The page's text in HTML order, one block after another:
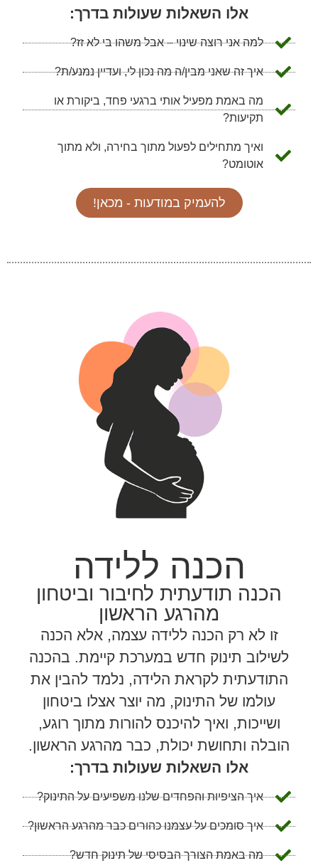
אלו השאלות שעולות בדרך:
למה אני רוצה שינוי – אבל משהו בי לא זז?
איך זה שאני מבין/ה מה נכון לי, ועדיין נמנע/ת?
מה באמת מפעיל אותי ברגעי פחד, ביקורת או
תקיעות?
ואיך מתחילים לפעול מתוך בחירה, ולא מתוך
אוטומט?
להעמיק במודעות - מכאן!
הכנה ללידה
הכנה תודעתית לחיבור וביטחון
מהרגע הראשון
זו לא רק הכנה ללידה עצמה, אלא הכנה
לשילוב תינוק חדש במערכת קיימת. בהכנה
התודעתית לקראת הלידה, נלמד להבין את
עולמו של התינוק, מה יוצר אצלו ביטחון
ושייכות, ואיך להיכנס להורות מתוך רוגע,
הובלה ותחושת יכולת, כבר מהרגע הראשון.
אלו השאלות שעולות בדרך:
איך הציפיות והפחדים שלנו משפיעים על התינוק?
איך סומכים על עצמנו כהורים כבר מהרגע הראשון?
מה באמת הצורך הבסיסי של תינוק חדש?